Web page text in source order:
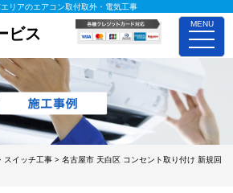
MENU
toggle
リアのエアコン取付取外・電気工事
ビス
スイッチ工事> 名古屋市 天白区 コンセント取り付け 新規回